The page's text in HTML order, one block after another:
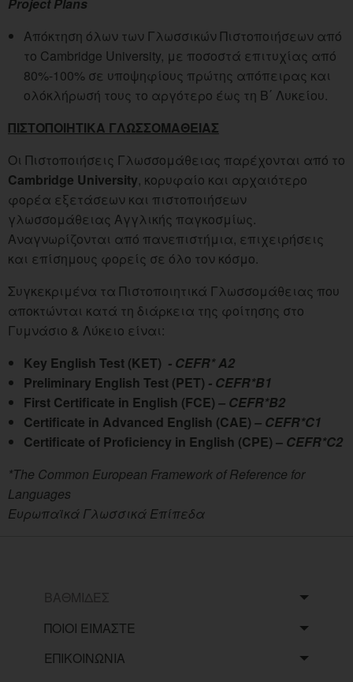
Project Plans
Απόκτηση όλων των Γλωσσικών Πιστοποιήσεων από
το Cambridge University, με ποσοστά επιτυχίας από
80%-100% σε υποψηφίους πρώτης απόπειρας και
ολόκλήρωσή τους το αργότερο έως τη Β΄ Λυκείου.
ΠΙΣΤΟΠΟΙΗΤΙΚΑ ΓΛΩΣΣΟΜΑΘΕΙΑΣ
Οι Πιστοποιήσεις Γλωσσομάθειας παρέχονται από το
Cambridge University, κορυφαίο και αρχαιότερο
φορέα εξετάσεων και πιστοποιήσεων
γλωσσομάθειας Αγγλικής παγκοσμίως.
Αναγνωρίζονται από πανεπιστήμια, επιχειρήσεις
και επίσημους φορείς σε όλο τον κόσμο.
Συγκεκριμένα τα Πιστοποιητικά Γλωσσομάθειας που
αποκτώνται κατά τη διάρκεια της φοίτησης στο
Γυμνάσιο & Λύκειο είναι:
Key English Test (KET) - CEFR* A2
Preliminary English Test (PET) - CEFR*B1
First Certificate in English (FCE) – CEFR*B2
Certificate in Advanced English (CAE) – CEFR*C1
Certificate of Proficiency in English (CPE) – CEFR*C2
*The Common European Framework of Reference for
Languages
Ευρωπαϊκά Γλωσσικά Επίπεδα
ΒΑΘΜΙΔΕΣ
ΠΟΙΟΙ ΕΙΜΑΣΤΕ
ΕΠΙΚΟΙΝΩΝΙΑ